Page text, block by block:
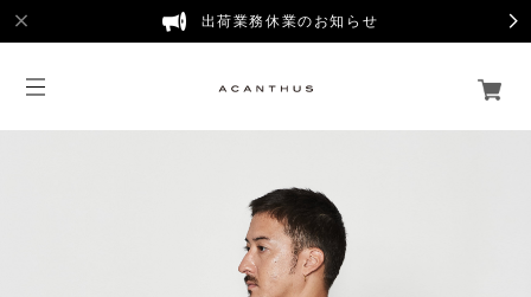
出荷業務休業のお知らせ